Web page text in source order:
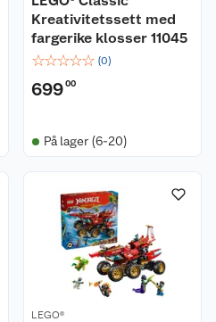
Kreativitetssett med
fargerike klosser 11045
☆☆☆☆☆ (0)
69900
På lager (6-20)
LEGO®